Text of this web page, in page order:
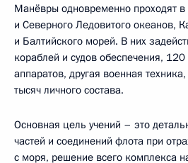
Манёвры одновременно проходят в
и Северного Ледовитого океанов,
и Балтийского морей. В них
кораблей и судов обеспечения, 120
аппаратов, другая военная
тысяч личного состава.
Основная цель учений – это
частей и соединений флота при
с моря, решение всего комплекса